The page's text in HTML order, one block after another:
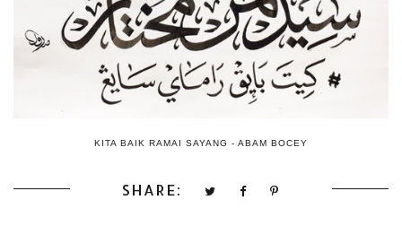
KITA BAIK RAMAI SAYANG - ABAM BOCEY
SHARE: